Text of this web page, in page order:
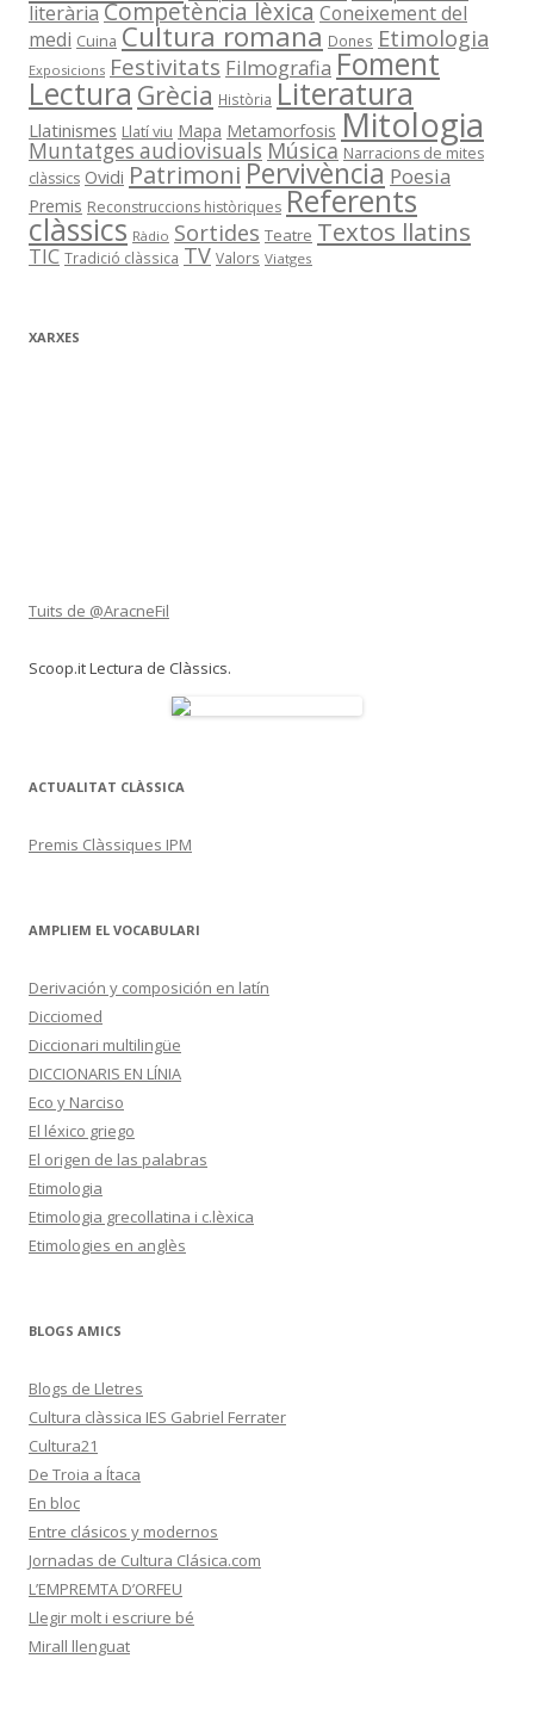
literària Competència lèxicaConeixement del
medi Cuina Cultura romana Dones Etimologia
Exposicions Festivitats Filmografia Foment
Lectura Grècia Història Literatura
Llatinismes Llatí viu Mapa Metamorfosis Mitologia
Muntatges audiovisuals Música Narracions de mites
clàssics Ovidi PatrimoniPervivència Poesia
Premis Reconstruccions històriques Referents
clàssics Ràdio Sortides Teatre Textos llatins
TIC Tradició clàssica TV Valors Viatges
XARXES
Tuits de @AracneFil
Scoop.it Lectura de Clàssics.
ACTUALITAT CLÀSSICA
Premis Clàssiques IPM
AMPLIEM EL VOCABULARI
Derivación y composición en latín
Dicciomed
Diccionari multilingüe
DICCIONARIS EN LÍNIA
Eco y Narciso
El léxico griego
El origen de las palabras
Etimologia
Etimologia grecollatina i c.lèxica
Etimologies en anglès
BLOGS AMICS
Blogs de Lletres
Cultura clàssica IES Gabriel Ferrater
Cultura21
De Troia a Ítaca
En bloc
Entre clásicos y modernos
Jornadas de Cultura Clásica.com
L’EMPREMTA D’ORFEU
Llegir molt i escriure bé
Mirall llenguat